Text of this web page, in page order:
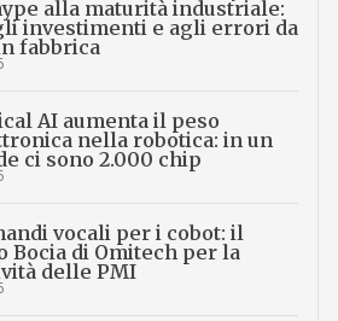
alla maturità industriale:
investimenti e agli errori da
fabbrica
AI aumenta il peso
nella robotica: in un
ci sono 2.000 chip
vocali per i cobot: il
Bocia di Omitech per la
delle PMI